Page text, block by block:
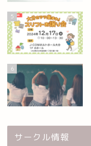
5
6
サークル情報